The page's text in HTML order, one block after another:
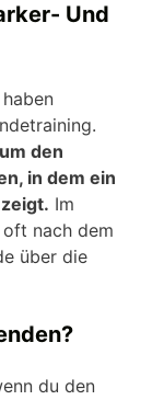
Und
den
in dem ein
Im
nach dem
über die
du den